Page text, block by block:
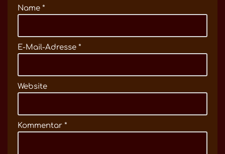
Name *
E-Mail-Adresse *
Website
Kommentar *